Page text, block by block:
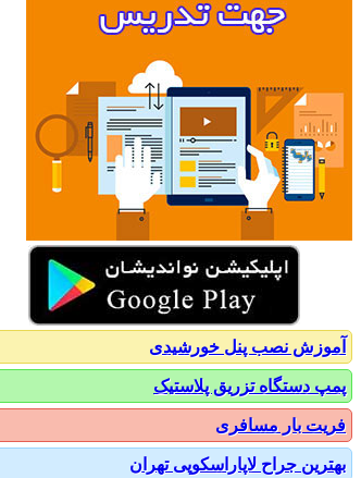
آموزش نصب پنل خورشیدی
پمپ دستگاه تزریق پلاستیک
فریت بار مسافری
بهترین جراح لاپاراسکوپی تهران